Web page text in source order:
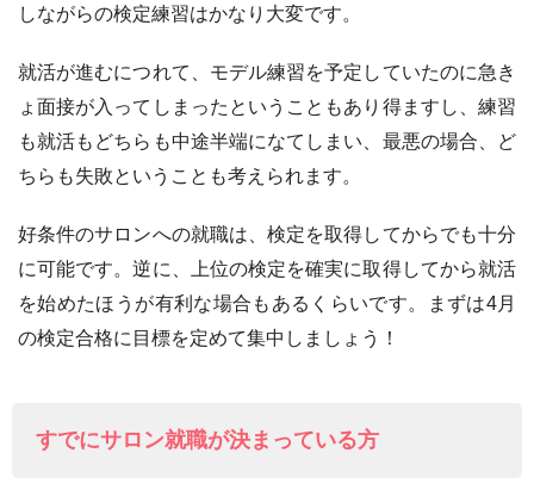
しながらの検定練習はかなり大変です。
就活が進むにつれて、モデル練習を予定していたのに急き
ょ面接が入ってしまったということもあり得ますし、練習
も就活もどちらも中途半端になてしまい、最悪の場合、ど
ちらも失敗ということも考えられます。
好条件のサロンへの就職は、検定を取得してからでも十分
に可能です。逆に、上位の検定を確実に取得してから就活
を始めたほうが有利な場合もあるくらいです。まずは4月
の検定合格に目標を定めて集中しましょう！
すでにサロン就職が決まっている方